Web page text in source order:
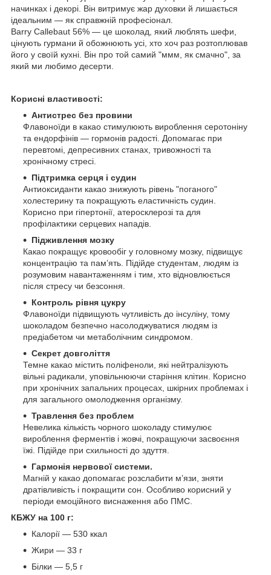
начинках і декорі. Він витримує жар духовки й лишається
ідеальним — як справжній професіонал.
Barry Callebaut 56% — це шоколад, який люблять шефи,
цінують гурмани й обожнюють усі, хто хоч раз розтоплював
його у своїй кухні. Він про той самий "ммм, як смачно", за
який ми любимо десерти.
Корисні властивості:
Антистрес без провини
Флавоноїди в какао стимулюють вироблення серотоніну
та ендорфінів — гормонів радості. Допомагає при
перевтомі, депресивних станах, тривожності та
хронічному стресі.
Підтримка серця і судин
Антиоксиданти какао знижують рівень "поганого"
холестерину та покращують еластичність судин.
Корисно при гіпертонії, атеросклерозі та для
профілактики серцевих нападів.
Підживлення мозку
Какао покращує кровообіг у головному мозку, підвищує
концентрацію та пам’ять. Підійде студентам, людям із
розумовим навантаженням і тим, хто відновлюється
після стресу чи безсоння.
Контроль рівня цукру
Флавоноїди підвищують чутливість до інсуліну, тому
шоколадом безпечно насолоджуватися людям із
предіабетом чи метаболічним синдромом.
Секрет довголіття
Темне какао містить поліфеноли, які нейтралізують
вільні радикали, уповільнюючи старіння клітин. Корисно
при хронічних запальних процесах, шкірних проблемах і
для загального омолодження організму.
Травлення без проблем
Невелика кількість чорного шоколаду стимулює
вироблення ферментів і жовчі, покращуючи засвоєння
їжі. Підійде при схильності до здуття.
Гармонія нервової системи.
Магній у какао допомагає розслабити м’язи, зняти
дратівливість і покращити сон. Особливо корисний у
періоди емоційного виснаження або ПМС.
КБЖУ на 100 г:
Калорії — 530 ккал
Жири — 33 г
Білки — 5,5 г